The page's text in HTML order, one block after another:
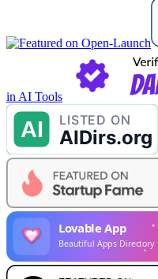
in AI Tools